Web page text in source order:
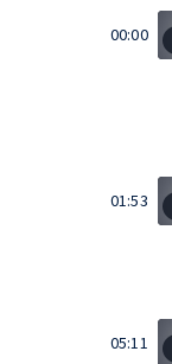
00:00
01:53
05:11